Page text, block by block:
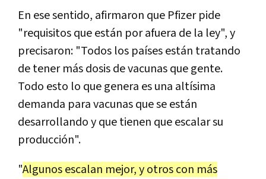
En ese sentido, afirmaron que Pfizer pide
"requisitos que están por afuera de la ley", y
precisaron: "Todos los países están tratando
de tener más dosis de vacunas que gente.
Todo esto lo que genera es una altísima
demanda para vacunas que se están
desarrollando y que tienen que escalar su
producción".
"Algunos escalan mejor, y otros con más